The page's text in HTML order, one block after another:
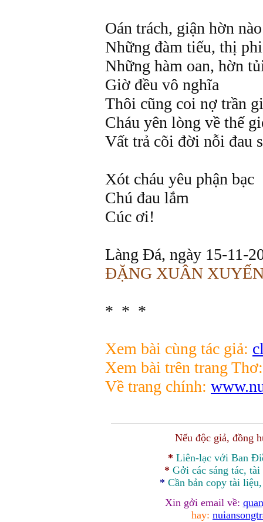
Oán trách, giận hờn
Những đàm tiếu, thị phi
Những hàm oan, hờn
Giờ đều vô nghĩa
Thôi cũng coi nợ trần
Cháu yên lòng về thế
Vất trả cõi đời nỗi đau
Xót cháu yêu phận bạc
Chú đau lắm
Cúc ơi!
Làng Đá, ngày 15-11-
ĐẶNG XUÂN
* * *
Xem bài cùng tác giả:
Xem bài trên trang Thơ:
Về trang chính:
Nếu độc giả, đồng
* Liên-lạc với Ban
* Gởi các sáng tác,
* Cần bản copy tài
Xin gởi email về:
hay: